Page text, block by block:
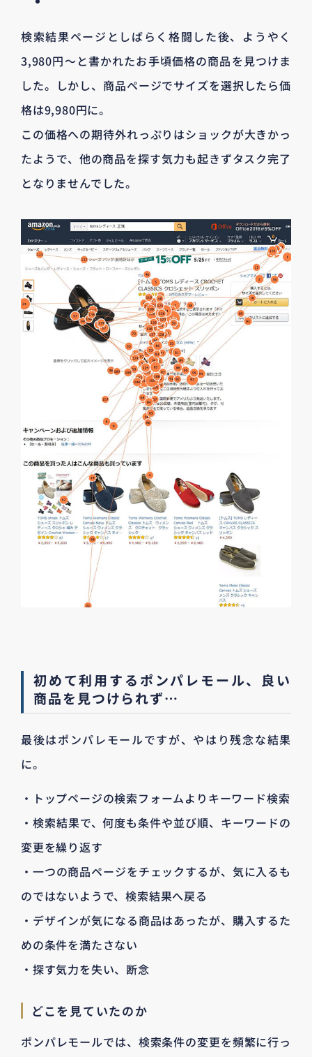
検索結果ページとしばらく格闘した後、ようやく
3,980円〜と書かれたお手頃価格の商品を見つけま
した。しかし、商品ページでサイズを選択したら価
格は9,980円に。
この価格への期待外れっぷりはショックが大きかっ
たようで、他の商品を探す気力も起きずタスク完了
となりませんでした。
初めて利用するポンパレモール、良い
商品を見つけられず…
最後はポンパレモールですが、やはり残念な結果
に。
・トップページの検索フォームよりキーワード検索
・検索結果で、何度も条件や並び順、キーワードの
変更を繰り返す
・一つの商品ページをチェックするが、気に入るも
のではないようで、検索結果へ戻る
・デザインが気になる商品はあったが、購入するた
めの条件を満たさない
・探す気力を失い、断念
どこを見ていたのか
ポンパレモールでは、検索条件の変更を頻繁に行っ